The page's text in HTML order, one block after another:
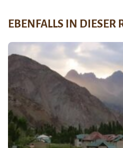
EBENFALLS IN DIESER